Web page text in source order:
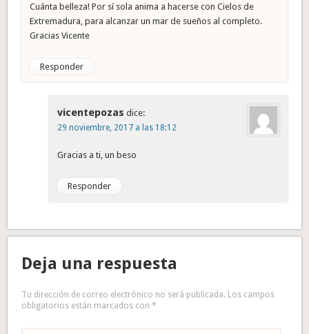
Cuánta belleza! Por sí sola anima a hacerse con Cielos de
Extremadura, para alcanzar un mar de sueños al completo.
Gracias Vicente
Responder
vicentepozas dice:
29 noviembre, 2017 a las 18:12
Gracias a ti, un beso
Responder
Deja una respuesta
Tu dirección de correo electrónico no será publicada. Los campos
obligatorios están marcados con*